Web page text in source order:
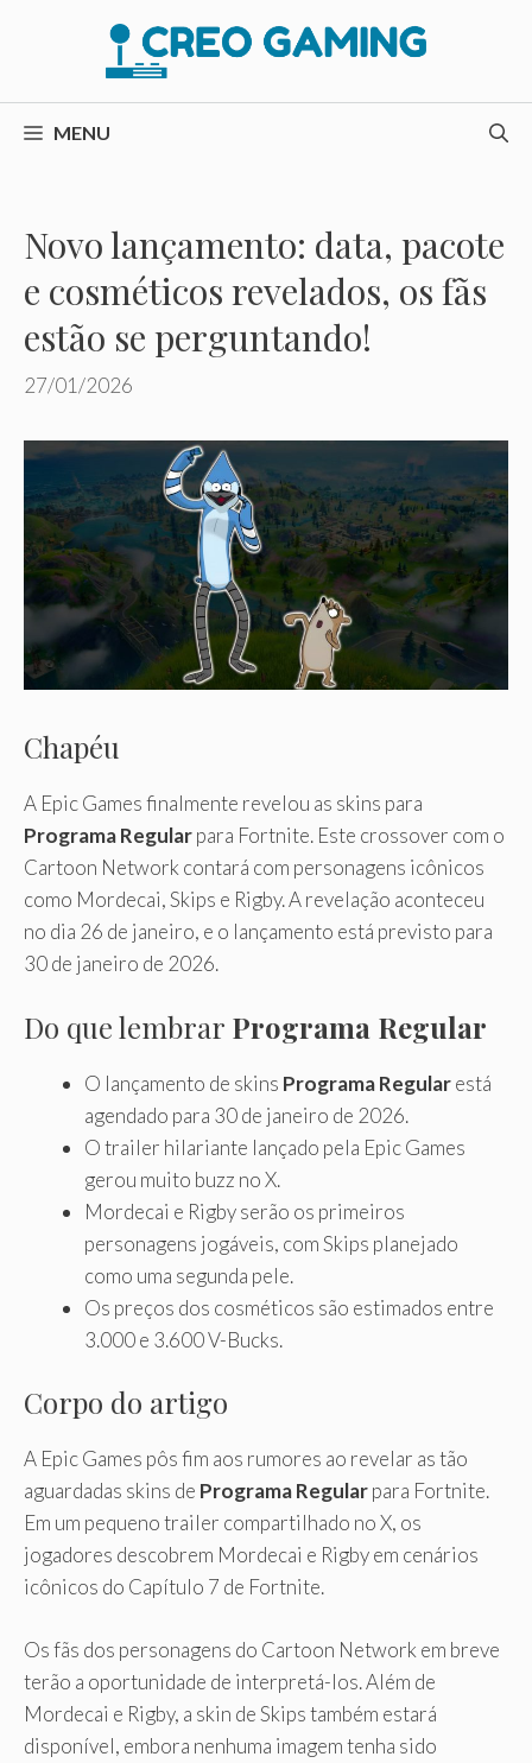
conteúdo
MENU
Novo lançamento: data, pacote
e cosméticos revelados, os fãs
estão se perguntando!
27/01/2026
Chapéu
A Epic Games finalmente revelou as skins para
Programa Regularpara Fortnite. Este crossover com o
Cartoon Network contará com personagens icônicos
como Mordecai, Skips e Rigby. A revelação aconteceu
no dia 26 de janeiro, e o lançamento está previsto para
30 de janeiro de 2026.
Do que lembrar Programa Regular
O lançamento de skins Programa Regularestá
agendado para 30 de janeiro de 2026.
O trailer hilariante lançado pela Epic Games
gerou muito buzz no X.
Mordecai e Rigby serão os primeiros
personagens jogáveis, com Skips planejado
como uma segunda pele.
Os preços dos cosméticos são estimados entre
3.000 e 3.600 V-Bucks.
Corpo do artigo
A Epic Games pôs fim aos rumores ao revelar as tão
aguardadas skins de Programa Regularpara Fortnite.
Em um pequeno trailer compartilhado no X, os
jogadores descobrem Mordecai e Rigby em cenários
icônicos do Capítulo 7 de Fortnite.
Os fãs dos personagens do Cartoon Network em breve
terão a oportunidade de interpretá-los. Além de
Mordecai e Rigby, a skin de Skips também estará
disponível, embora nenhuma imagem tenha sido